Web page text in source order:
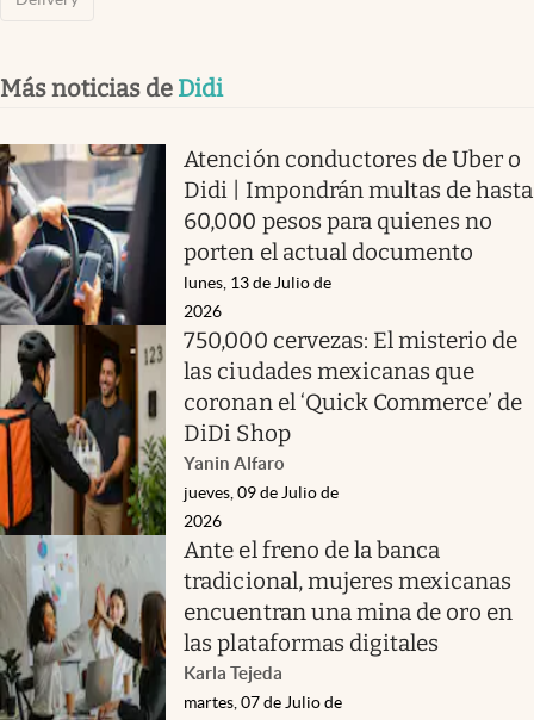
Más noticias de Didi
Atención conductores de Uber o
Didi | Impondrán multas de hasta
60,000 pesos para quienes no
porten el actual documento
lunes, 13 de Julio de
2026
750,000 cervezas: El misterio de
las ciudades mexicanas que
coronan el ‘Quick Commerce’ de
DiDi Shop
Yanin Alfaro
jueves, 09 de Julio de
2026
Ante el freno de la banca
tradicional, mujeres mexicanas
encuentran una mina de oro en
las plataformas digitales
Karla Tejeda
martes, 07 de Julio de